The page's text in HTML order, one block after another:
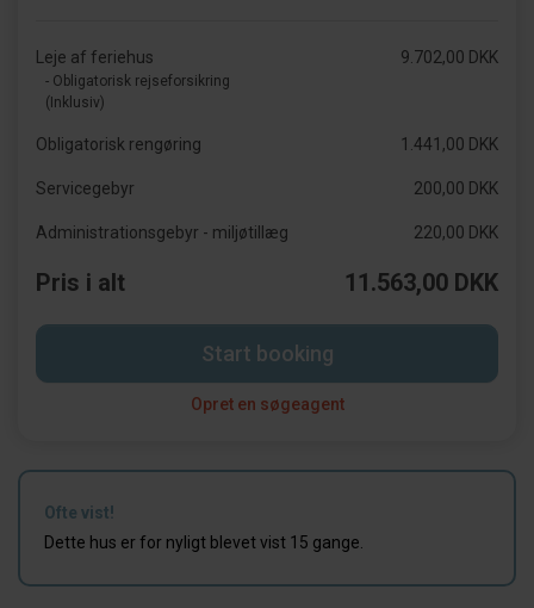
Leje af feriehus
- Obligatorisk rejseforsikring
(Inklusiv)
9.702,00 DKK
Obligatorisk rengøring 1.441,00 DKK
Servicegebyr 200,00 DKK
Administrationsgebyr - miljøtillæg 220,00 DKK
Pris i alt 11.563,00 DKK
Start booking
Opret en søgeagent
Ofte vist!
Dette hus er for nyligt blevet vist 15 gange.